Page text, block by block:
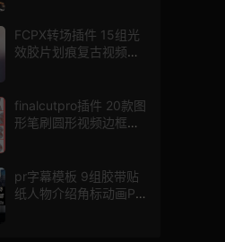
FCPX转场插件 15组光
效胶片划痕复古视频过
finalcutpro插件 20款图
形笔刷圆形视频边框遮
pr字幕模板 9组胶带贴
纸人物介绍角标动画PR